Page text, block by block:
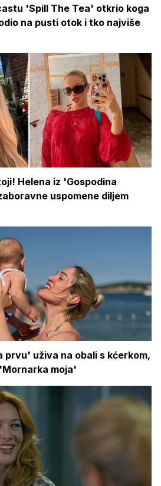
'Spill The Tea' otkrio koga
na pusti otok i tko najviše
Helena iz 'Gospodina
uspomene diljem
prvu' uživa na obali s kćerkom,
moja'